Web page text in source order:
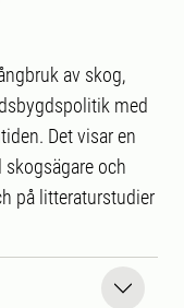
av skog,
med
Det visar en
och
på litteraturstudier